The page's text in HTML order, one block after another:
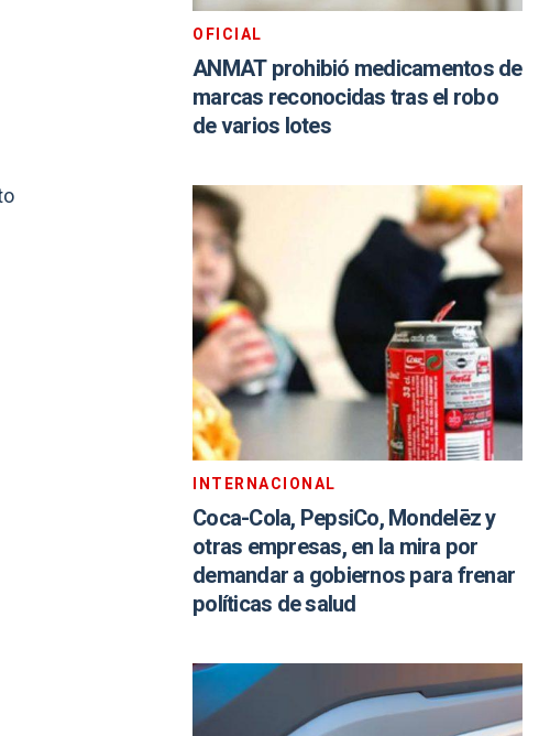
OFICIAL
ANMAT prohibió medicamentos de
marcas reconocidas tras el robo
de varios lotes
INTERNACIONAL
Coca-Cola, PepsiCo, Mondelēz y
otras empresas, en la mira por
demandar a gobiernos para frenar
políticas de salud